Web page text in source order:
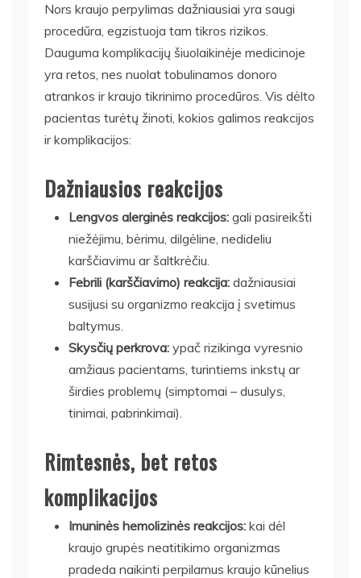
Nors kraujo perpylimas dažniausiai yra saugi
procedūra, egzistuoja tam tikros rizikos.
Dauguma komplikacijų šiuolaikinėje medicinoje
yra retos, nes nuolat tobulinamos donoro
atrankos ir kraujo tikrinimo procedūros. Vis dėlto
pacientas turėtų žinoti, kokios galimos reakcijos
ir komplikacijos:
Dažniausios reakcijos
Lengvos alerginės reakcijos: gali pasireikšti
niežėjimu, bėrimu, dilgėline, nedideliu
karščiavimu ar šaltkrėčiu.
Febrili (karščiavimo) reakcija: dažniausiai
susijusi su organizmo reakcija į svetimus
baltymus.
Skysčių perkrova: ypač rizikinga vyresnio
amžiaus pacientams, turintiems inkstų ar
širdies problemų (simptomai – dusulys,
tinimai, pabrinkimai).
Rimtesnės, bet retos
komplikacijos
Imuninės hemolizinės reakcijos: kai dėl
kraujo grupės neatitikimo organizmas
pradeda naikinti perpilamus kraujo kūnelius